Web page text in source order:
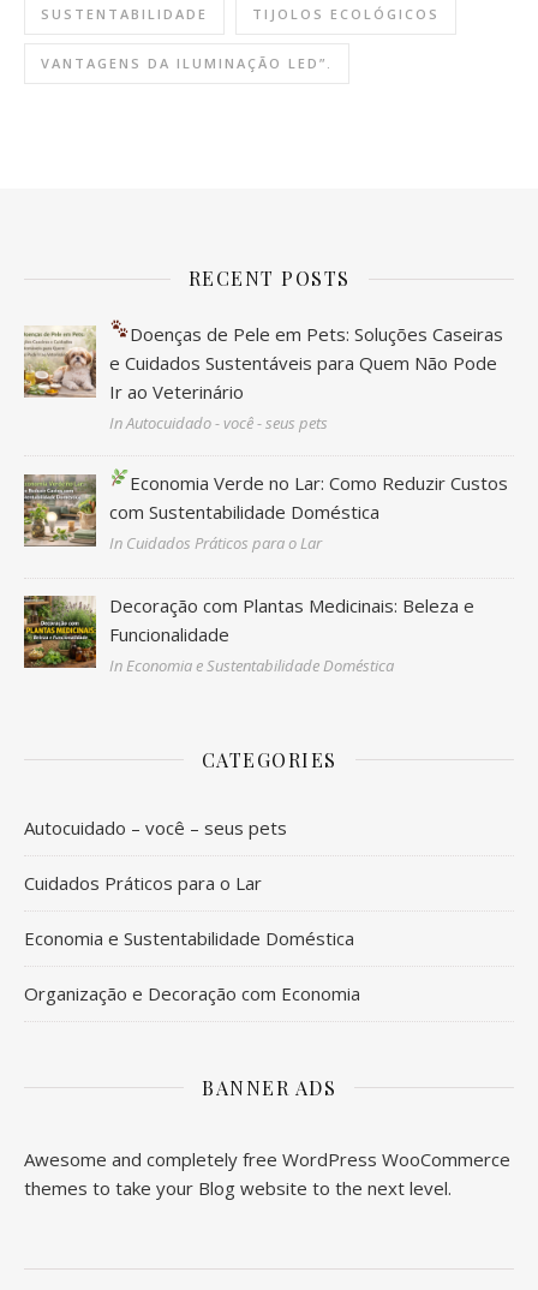
SUSTENTABILIDADE TIJOLOS ECOLÓGICOS
VANTAGENS DA ILUMINAÇÃO LED”.
RECENT POSTS
Doenças de Pele em Pets: Soluções Caseiras
e Cuidados Sustentáveis para Quem Não Pode
Ir ao Veterinário
In Autocuidado - você - seus pets
Economia Verde no Lar: Como Reduzir Custos
com Sustentabilidade Doméstica
In Cuidados Práticos para o Lar
Decoração com Plantas Medicinais: Beleza e
Funcionalidade
In Economia e Sustentabilidade Doméstica
CATEGORIES
Autocuidado – você – seus pets
Cuidados Práticos para o Lar
Economia e Sustentabilidade Doméstica
Organização e Decoração com Economia
BANNER ADS
Awesome and completely free WordPress WooCommerce
themes to take your Blog website to the next level.